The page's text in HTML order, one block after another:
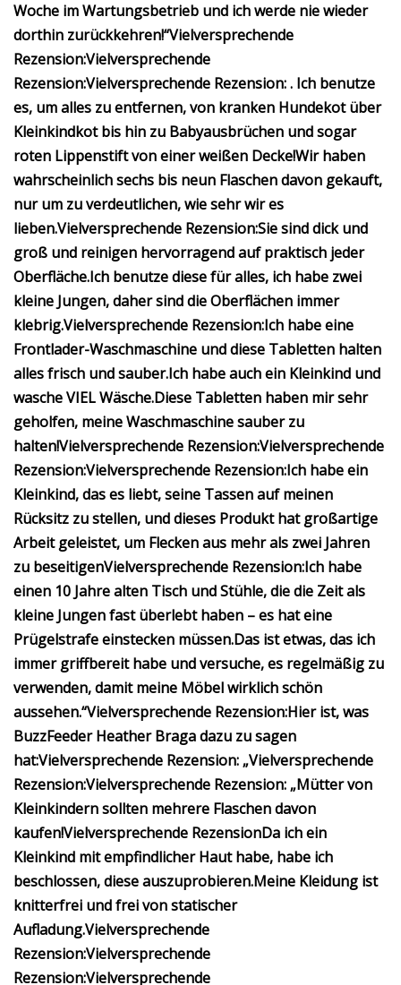
Woche im Wartungsbetrieb und ich werde nie wieder
dorthin zurückkehren!“Vielversprechende
Rezension:Vielversprechende
Rezension:Vielversprechende Rezension:. Ich benutze
es, um alles zu entfernen, von kranken Hundekot über
Kleinkindkot bis hin zu Babyausbrüchen und sogar
roten Lippenstift von einer weißen Decke!Wir haben
wahrscheinlich sechs bis neun Flaschen davon gekauft,
nur um zu verdeutlichen, wie sehr wir es
lieben.Vielversprechende Rezension:Sie sind dick und
groß und reinigen hervorragend auf praktisch jeder
Oberfläche.Ich benutze diese für alles, ich habe zwei
kleine Jungen, daher sind die Oberflächen immer
klebrig.Vielversprechende Rezension:Ich habe eine
Frontlader-Waschmaschine und diese Tabletten halten
alles frisch und sauber.Ich habe auch ein Kleinkind und
wasche VIEL Wäsche.Diese Tabletten haben mir sehr
geholfen, meine Waschmaschine sauber zu
halten!Vielversprechende Rezension:Vielversprechende
Rezension:Vielversprechende Rezension:Ich habe ein
Kleinkind, das es liebt, seine Tassen auf meinen
Rücksitz zu stellen, und dieses Produkt hat großartige
Arbeit geleistet, um Flecken aus mehr als zwei Jahren
zu beseitigenVielversprechende Rezension:Ich habe
einen 10 Jahre alten Tisch und Stühle, die die Zeit als
kleine Jungen fast überlebt haben – es hat eine
Prügelstrafe einstecken müssen.Das ist etwas, das ich
immer griffbereit habe und versuche, es regelmäßig zu
verwenden, damit meine Möbel wirklich schön
aussehen.“Vielversprechende Rezension:Hier ist, was
BuzzFeeder Heather Braga dazu zu sagen
hat:Vielversprechende Rezension: „Vielversprechende
Rezension:Vielversprechende Rezension: „Mütter von
Kleinkindern sollten mehrere Flaschen davon
kaufen!Vielversprechende RezensionDa ich ein
Kleinkind mit empfindlicher Haut habe, habe ich
beschlossen, diese auszuprobieren.Meine Kleidung ist
knitterfrei und frei von statischer
Aufladung.Vielversprechende
Rezension:Vielversprechende
Rezension:Vielversprechende